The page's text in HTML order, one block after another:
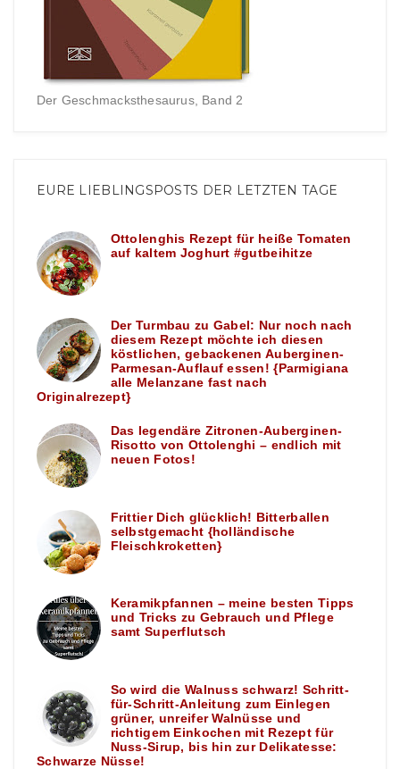
Der Geschmacksthesaurus, Band 2
EURE LIEBLINGSPOSTS DER LETZTEN TAGE
Ottolenghis Rezept für heiße Tomaten
auf kaltem Joghurt #gutbeihitze
Der Turmbau zu Gabel: Nur noch nach
diesem Rezept möchte ich diesen
köstlichen, gebackenen Auberginen-
Parmesan-Auflauf essen! {Parmigiana
alle Melanzane fast nach
Originalrezept}
Das legendäre Zitronen-Auberginen-
Risotto von Ottolenghi – endlich mit
neuen Fotos!
Frittier Dich glücklich! Bitterballen
selbstgemacht {holländische
Fleischkroketten}
Keramikpfannen – meine besten Tipps
und Tricks zu Gebrauch und Pflege
samt Superflutsch
So wird die Walnuss schwarz! Schritt-
für-Schritt-Anleitung zum Einlegen
grüner, unreifer Walnüsse und
richtigem Einkochen mit Rezept für
Nuss-Sirup, bis hin zur Delikatesse:
Schwarze Nüsse!